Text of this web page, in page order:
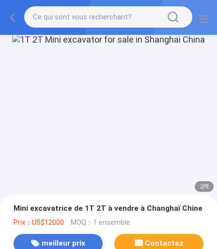
2/9
Mini excavatrice de 1T 2T à vendre à Changhaï Chine
Prix：US$12000 MOQ：1 ensemble
meilleur prix Contactez